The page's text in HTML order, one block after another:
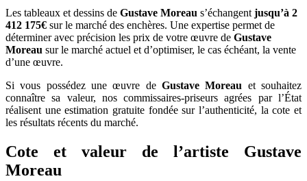
Les tableaux et dessins de Gustave Moreau s’échangent jusqu’à 2
412 175€ sur le marché des enchères. Une expertise permet de
déterminer avec précision les prix de votre œuvre de Gustave
Moreau sur le marché actuel et d’optimiser, le cas échéant, la vente
d’une œuvre.
Si vous possédez une œuvre de Gustave Moreau et souhaitez
connaître sa valeur, nos commissaires-priseurs agrées par l’État
réalisent une estimation gratuite fondée sur l’authenticité, la cote et
les résultats récents du marché.
Cote et valeur de l’artiste Gustave
Moreau